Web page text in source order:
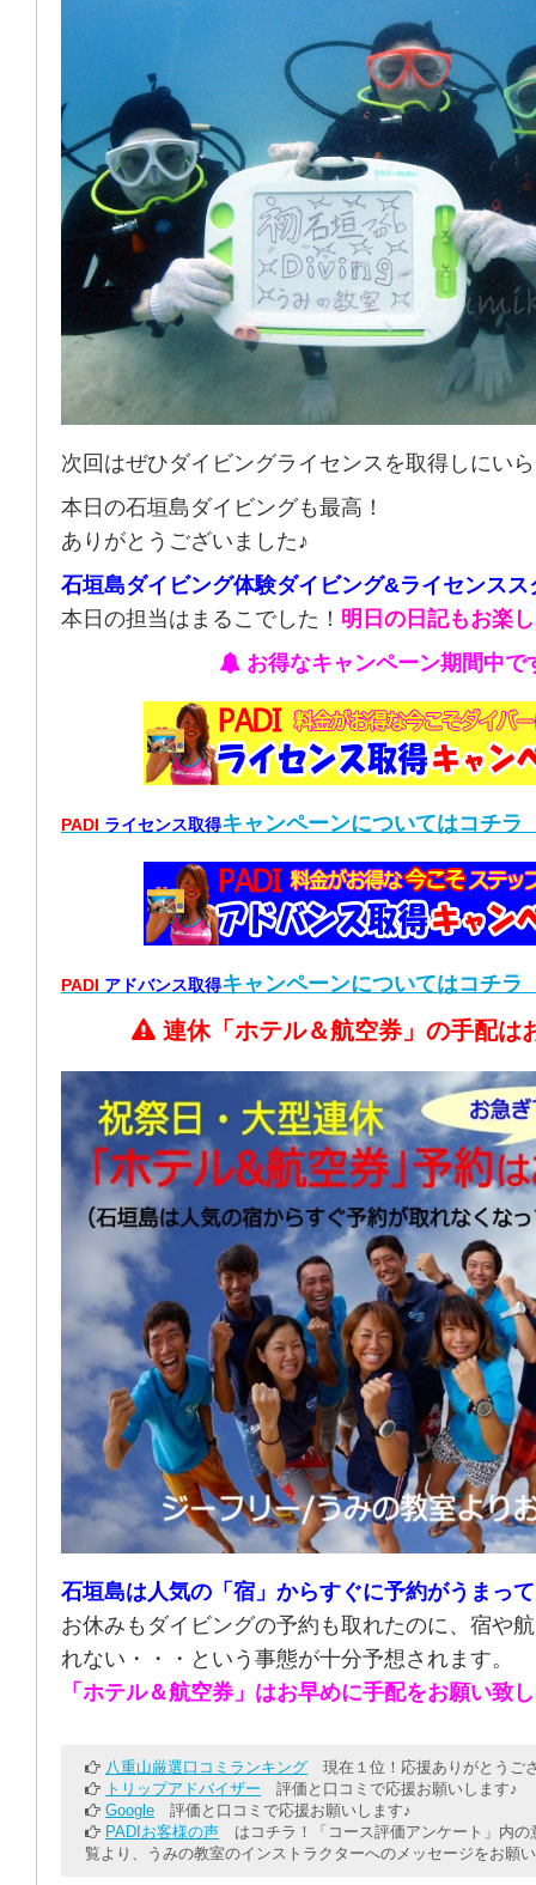
次回はぜひダイビングライセンスを取得しにい
本日の石垣島ダイビングも最高！
ありがとうございました♪
石垣島ダイビング体験ダイビング&ライセンスス
本日の担当はまるこでした！ 明日の日記もお楽
お得なキャンペーン期間中で
PADI ライセンス取得キャンペーンについてはコチラ
PADI アドバンス取得キャンペーンについてはコチラ
連休「ホテル＆航空券」の手配は
石垣島は人気の「宿」からすぐに予約がうまっ
お休みもダイビングの予約も取れたのに、宿や
れない・・・という事態が十分予想されます。
「ホテル＆航空券」はお早めに手配をお願い致
八重山厳選口コミランキング 現在１位！応援ありがとうご
トリップアドバイザー 評価と口コミで応援お願いします♪
Google 評価と口コミで応援お願いします♪
PADIお客様の声 はコチラ！「コース評価アンケート」内の
覧より、うみの教室のインストラクターへのメッセージをお願